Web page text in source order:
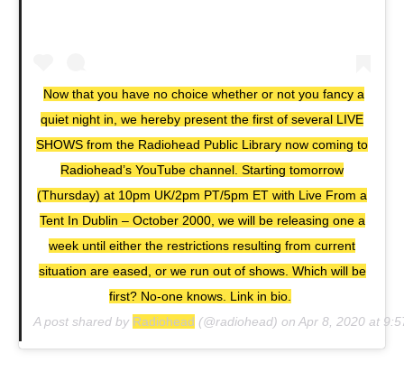
Now that you have no choice whether or not you fancy a
quiet night in, we hereby present the first of several LIVE
SHOWS from the Radiohead Public Library now coming to
Radiohead’s YouTube channel. Starting tomorrow
(Thursday) at 10pm UK/2pm PT/5pm ET with Live From a
Tent In Dublin – October 2000, we will be releasing one a
week until either the restrictions resulting from current
situation are eased, or we run out of shows. Which will be
first? No-one knows. Link in bio.
A post shared by Radiohead (@radiohead) on Apr 8, 2020 at